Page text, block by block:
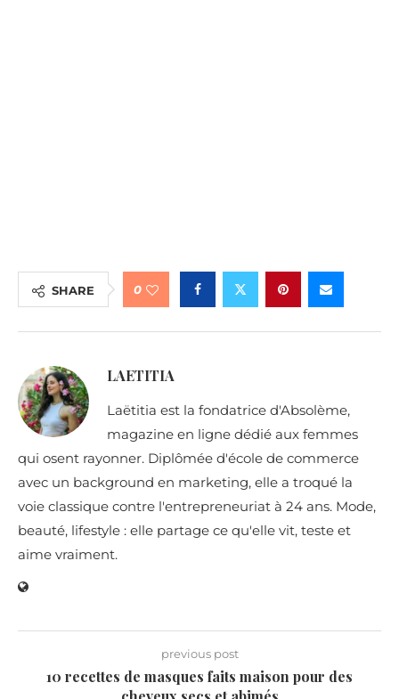
SHARE 0
LAETITIA
Laëtitia est la fondatrice d'Absolème,
magazine en ligne dédié aux femmes
qui osent rayonner. Diplômée d'école de commerce
avec un background en marketing, elle a troqué la
voie classique contre l'entrepreneuriat à 24 ans. Mode,
beauté, lifestyle : elle partage ce qu'elle vit, teste et
aime vraiment.
previous post
10 recettes de masques faits maison pour des